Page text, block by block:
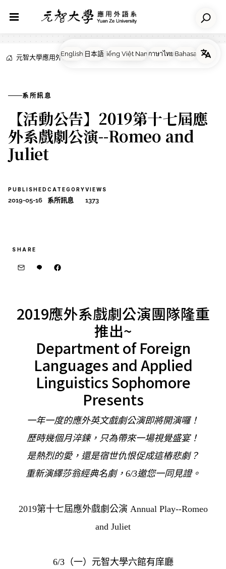
元智大學應用外語系 NEWS 系所訊息
系所訊息
【活動公告】2019第十七屆應
外系戲劇公演--Romeo and
Juliet
PUBLISHED
2019-05-16
CATEGORY
系所訊息
VIEWS
1373
SHARE
2019應外系戲劇公演團隊隆重
推出~
Department of Foreign
Languages and Applied
Linguistics Sophomore
Presents
一年一度的應外英文戲劇公演即將開演囉！
歷時幾個月淬鍊，只為帶來一場視覺盛宴！
是熱烈的愛，還是宿世仇恨促成這樁悲劇？
重新演繹莎翁經典名劇， 6/3邀您一同見證。
2019第十七屆應外戲劇公演 Annual Play--Romeo
and Juliet
6/3（一）元智大學六館有庠廳